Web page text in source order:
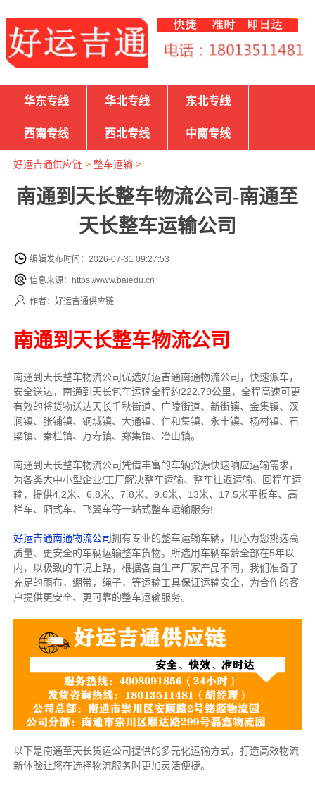
华东专线 华北专线 东北专线
西南专线 西北专线 中南专线
好运吉通供应链> 整车运输>
南通到天长整车物流公司-南通至
天长整车运输公司
编辑发布时间：2026-07-31 09:27:53
信息来源：https://www.baiedu.cn
作者：好运吉通供应链
南通到天长整车物流公司
南通到天长整车物流公司优选好运吉通南通物流公司，快速派车，
安全送达，南通到天长包车运输全程约222.79公里，全程高速可更
有效的将货物送达天长千秋街道、广陵街道、新街镇、金集镇、汊
涧镇、张铺镇、铜城镇、大通镇、仁和集镇、永丰镇、杨村镇、石
梁镇、秦栏镇、万寿镇、郑集镇、冶山镇。
南通到天长整车物流公司凭借丰富的车辆资源快速响应运输需求，
为各类大中小型企业/工厂解决整车运输、整车往返运输、回程车运
输， 提供4.2米、6.8米、7.8米、9.6米、13米、17.5米平板车、高
栏车、厢式车、飞翼车等一站式整车运输服务!
好运吉通南通物流公司拥有专业的整车运输车辆，用心为您挑选高
质量、更安全的车辆运输整车货物。所选用车辆车龄全部在5年以
内，以极致的车况上路，根据各自生产厂家产品不同，我们准备了
充足的雨布，绷带，绳子，等运输工具保证运输安全，为合作的客
户提供更安全、更可靠的整车运输服务。
以下是南通至天长货运公司提供的多元化运输方式，打造高效物流
新体验让您在选择物流服务时更加灵活便捷。